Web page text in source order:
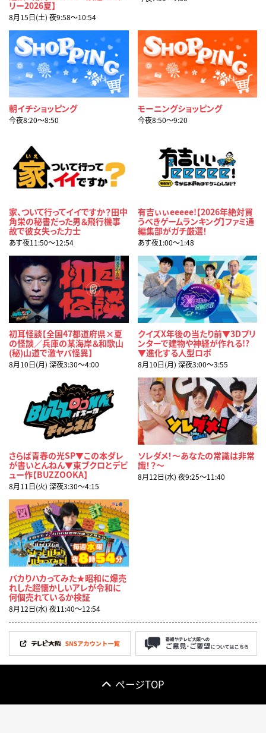
リー2026夏】
8月15日(土) 夜9:58〜10:54
朝イチショッピング
今夜8:20〜8:50
モーニングショッピング
今夜8:50〜9:20
家、ついて行ってイイですか？田中
角栄の秘書だった男＆飛行機事
故で彼女失った力士
あす夜11:50〜12:54
有吉ぃぃeeeee!【2026年絶対買
うべきゲームランキング】ファミ通
編集部がガチ厳選！
あす夜1:00〜1:48
初耳怪談【全国47都道府県×夏
の怪談／兵庫の某海岸＆和歌山
(秘)山道で激ヤバ怪異】
8月10日(月) 深夜3:30〜4:00
クイズX年後の当たり前▼3Dプリ
ンターで建物や神経が作れる!?
▼進化する人型ロボ
8月10日(月) 深夜3:00〜3:55
さらば青春の光SP▼この本ダレ
が書いとんねん▼東ブクロとデビ
ュー作【BUZZOOKA】
8月11日(火) 深夜3:30〜4:15
ソレダメ！～あなたの常識は非常
識！？～
8月12日(水) 夜9:25〜11:40
バカりハカってみた★昭和に爆売
れした超懐かしいアレが令和に
何個売れているか検証
8月12日(水) 夜11:40〜12:54
ページTOP